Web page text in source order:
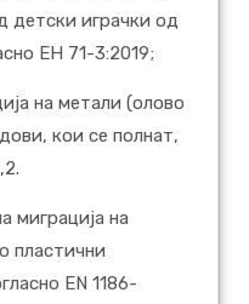
детски играчки од
ЕН 71-3:2019;
на метали (олово
кои се полнат,
миграција на
пластични
EN 1186-